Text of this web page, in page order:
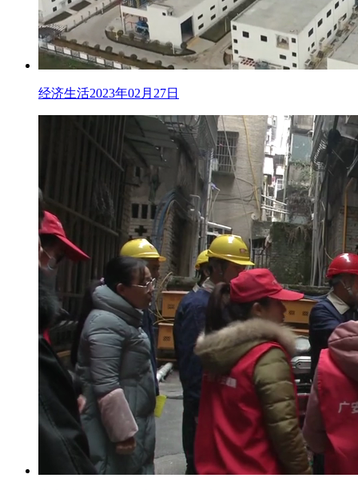
经济生活2023年02月27日